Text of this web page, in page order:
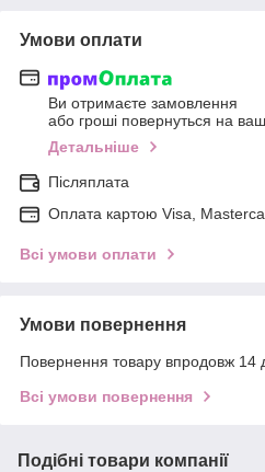
Умови оплати
Ви отримаєте замовлення
або гроші повернуться на
Детальніше
Післяплата
Оплата картою Visa,
Всі умови оплати
Умови повернення
Повернення товару впродовж 14
Всі умови повернення
Подібні товари компанії